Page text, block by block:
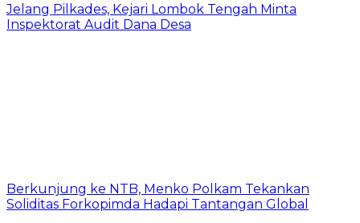
Jelang Pilkades, Kejari Lombok Tengah Minta
Inspektorat Audit Dana Desa
Berkunjung ke NTB, Menko Polkam Tekankan
Soliditas Forkopimda Hadapi Tantangan Global